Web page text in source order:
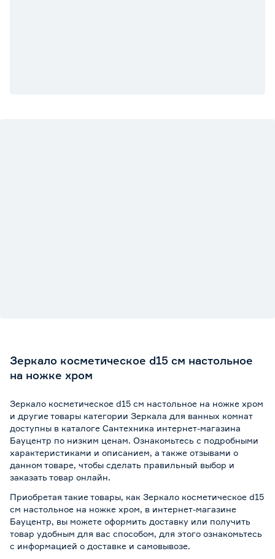
Зеркало косметическое d15 см настольное
на ножке хром
Зеркало косметическое d15 см настольное на ножке хром
и другие товары категории Зеркала для ванных комнат
доступны в каталоге Сантехника интернет-магазина
Бауцентр по низким ценам. Ознакомьтесь с подробными
характеристиками и описанием, а также отзывами о
данном товаре, чтобы сделать правильный выбор и
заказать товар онлайн.
Приобретая такие товары, как Зеркало косметическое d15
см настольное на ножке хром, в интернет-магазине
Бауцентр, вы можете оформить доставку или получить
товар удобным для вас способом, для этого ознакомьтесь
с информацией о доставке и самовывозе.